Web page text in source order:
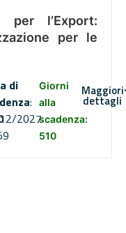
per l’Export:
per le
di
:
2027
Giorni
alla
scadenza:
510
Maggiori
dettagli